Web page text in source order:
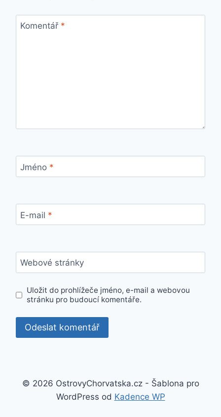
Komentář *
Jméno *
E-mail *
Webové stránky
Uložit do prohlížeče jméno, e-mail a webovou
stránku pro budoucí komentáře.
© 2026 OstrovyChorvatska.cz - Šablona pro
WordPress od Kadence WP